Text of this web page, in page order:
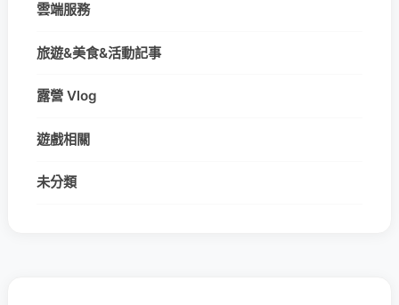
雲端服務
旅遊&美食&活動記事
露營 Vlog
遊戲相關
未分類